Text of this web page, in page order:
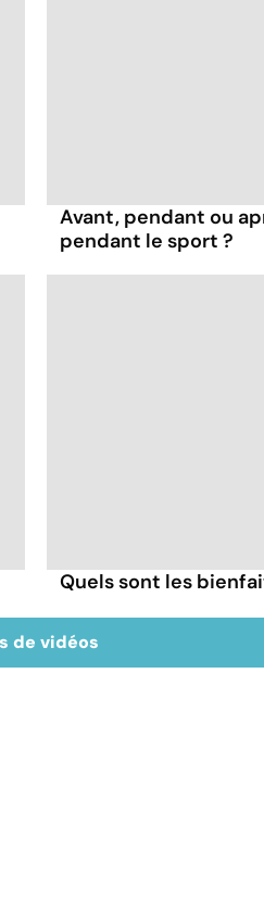
Avant, pendant ou
pendant le sport ?
Quels sont les
de vidéos